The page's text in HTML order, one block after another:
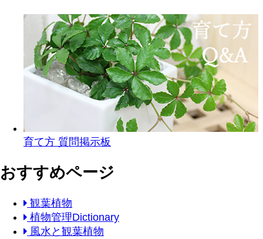
育て方 質問掲示板
おすすめページ
観葉植物
植物管理Dictionary
風水と観葉植物